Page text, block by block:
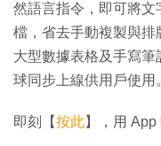
然語言指令，即可將文
檔，省去手動複製與
大型數據表格及手寫
球同步上線供用戶使用
即刻【按此】，用